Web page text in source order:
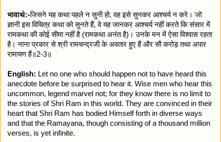
भावार्थ:-जिसने यह कथा पहले न सुनी हो, वह इसे सुनकर आश्चर्य न करे। जो
ज्ञानी इस विचित्र कथा को सुनते हैं, वे यह जानकर आश्चर्य नहीं करते कि संसार में
रामकथा की कोई सीमा नहीं है (रामकथा अनंत है)। उनके मन में ऐसा विश्वास रहता
है। नाना प्रकार से श्री रामचन्द्रजी के अवतार हुए हैं और सौ करोड़ तथा अपार
रामायण हैं॥2-3॥
English: Let no one who should happen not to have heard this
anecdote before be surprised to hear it. Wise men who hear this
uncommon, legend marvel not; for they know there is no limit to
the stories of Shri Ram in this world. They are convinced in their
heart that Shri Ram has bodied Himself forth in diverse ways
and that the Ramayana, though consisting of a thousand million
verses, is yet infinite.